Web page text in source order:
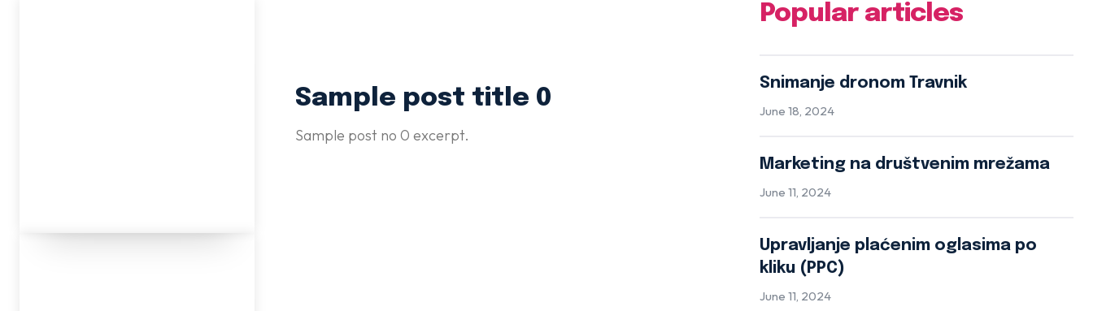
Sample post title 0
Sample post no 0 excerpt.
Popular articles
Snimanje dronom Travnik
June 18, 2024
Marketing na društvenim mrežama
June 11, 2024
Upravljanje plaćenim oglasima po
kliku (PPC)
June 11, 2024